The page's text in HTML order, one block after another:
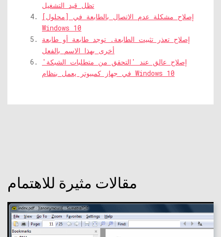
تظل قيد التشغيل
[محلول] إصلاح مشكلة عدم الاتصال بالطابعة في
Windows 10
إصلاح تعذر تثبيت الطابعة. توجد طابعة أو طابعة
أخرى بهذا الاسم بالفعل
إصلاح عالق عند 'التحقق من متطلبات الشبكة'
في جهاز كمبيوتر يعمل بنظام Windows 10
مقالات مثيرة للاهتمام